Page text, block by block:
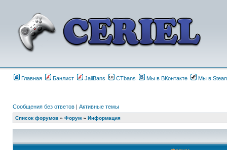
Главная Банлист JailBans CTbans Мы в ВКонтакте Мы в
Сообщения без ответов | Активные темы
Список форумов » Форум » Информация